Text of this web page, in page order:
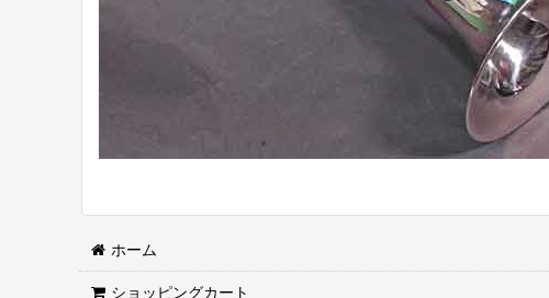
ホーム
ショッピングカート